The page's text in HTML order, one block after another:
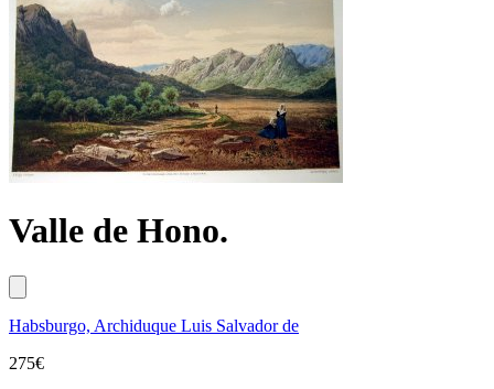
Valle de Hono.
Habsburgo, Archiduque Luis Salvador de
275€